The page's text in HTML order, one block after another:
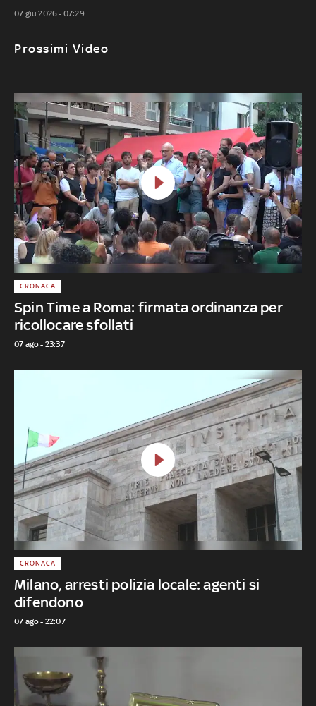
07 giu 2026 - 07:29
Prossimi Video
Spin Time a Roma: firmata ordinanza per
ricollocare sfollati
CRONACA
07 ago - 23:37
Milano, arresti polizia locale: agenti si
difendono
CRONACA
07 ago - 22:07